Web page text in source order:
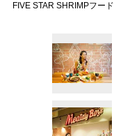
FIVE STAR SHRIMPフード